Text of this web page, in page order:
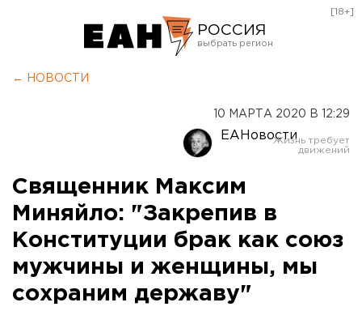
РОССИЯ
Оренбург
[18+]
← НОВОСТИ
10 МАРТА 2020 В 12:29
ЕАНовости
Священник Максим
Миняйло: "Закрепив в
Конституции брак как союз
мужчины и женщины, мы
сохраним державу"